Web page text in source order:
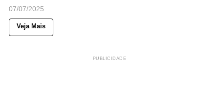
07/07/2025
Veja Mais
PUBLICIDADE